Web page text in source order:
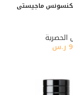
ماجيستى
الحصرية
ر.س